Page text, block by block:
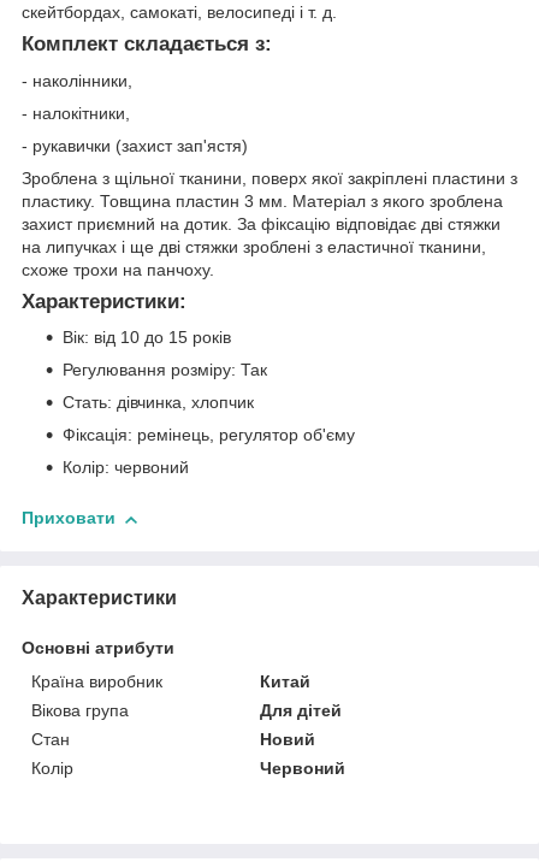
скейтбордах, самокаті, велосипеді і т. д.
Комплект складається з:
- наколінники,
- налокітники,
- рукавички (захист зап'ястя)
Зроблена з щільної тканини, поверх якої закріплені пластини з
пластику. Товщина пластин 3 мм. Матеріал з якого зроблена
захист приємний на дотик. За фіксацію відповідає дві стяжки
на липучках і ще дві стяжки зроблені з еластичної тканини,
схоже трохи на панчоху.
Характеристики:
Вік: від 10 до 15 років
Регулювання розміру: Так
Стать: дівчинка, хлопчик
Фіксація: ремінець, регулятор об'єму
Колір: червоний
Приховати
Характеристики
Основні атрибути
Країна виробник
Китай
Вікова група
Для дітей
Стан
Новий
Колір
Червоний